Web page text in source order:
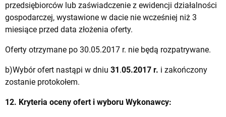
przedsiębiorców lub zaświadczenie z ewidencji działalności
gospodarczej, wystawione w dacie nie wcześniej niż 3
miesiące przed data złożenia oferty.
Oferty otrzymane po 30.05.2017 r. nie będą rozpatrywane.
b)Wybór ofert nastąpi w dniu 31.05.2017 r. i zakończony
zostanie protokołem.
12. Kryteria oceny ofert i wyboru Wykonawcy: